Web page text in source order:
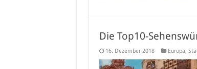
Die Top10-
16. Dezember 2018 Europa,